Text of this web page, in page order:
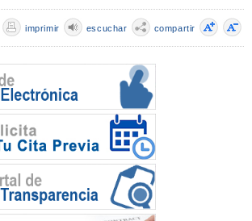
compartir
escuchar
imprimir